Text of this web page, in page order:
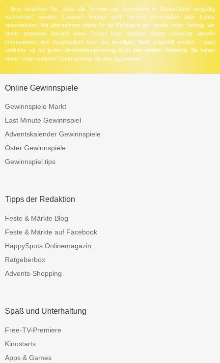
1
Bitte beachten Sie, dass alle Termine auf Jahrmärkte in Deutschland sorgfältig
recherchiert wurden. Dennoch können sich Termine verschieben oder Fehler
einschleichen. Wir übernehmen daher für die Richtigkeit der Inhalte keine Haftung. Vor
einem geplanten Besuch eines Festes bzw. Marktes sollten unbedingt aktuelle
Informationen des Veranstalters bzw. der jeweiligen Stadt eingeholt werden - dazu
verlinken wir bei jedem Veranstaltungseintrag auch eine weitere Webseite. Sie haben
einen Fehler entdeckt? Dann können Sie dies hier melden.
Online Gewinnspiele
Gewinnspiele Markt
Last Minute Gewinnspiel
Adventskalender Gewinnspiele
Oster Gewinnspiele
Gewinnspiel.tips
Tipps der Redaktion
Feste & Märkte Blog
Feste & Märkte auf Facebook
HappySpots Onlinemagazin
Ratgeberbox
Advents-Shopping
Spaß und Unterhaltung
Free-TV-Premiere
Kinostarts
Apps & Games